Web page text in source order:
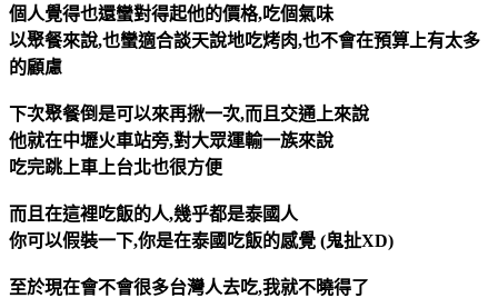
個人覺得也還蠻對得起他的價格,吃個氣味
以聚餐來說,也蠻適合談天說地吃烤肉,也不會在預算上有太多
的顧慮
下次聚餐倒是可以來再揪一次,而且交通上來說
他就在中壢火車站旁,對大眾運輸一族來說
吃完跳上車上台北也很方便
而且在這裡吃飯的人,幾乎都是泰國人
你可以假裝一下,你是在泰國吃飯的感覺 (鬼扯XD)
至於現在會不會很多台灣人去吃,我就不曉得了